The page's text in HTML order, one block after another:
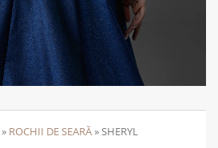
» ROCHII DE SEARĂ»SHERYL